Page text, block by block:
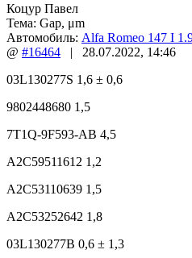
Коцур Павел
Тема: Gap, μm
Автомобиль: Alfa Romeo 147 I
@ #16464 | 28.07.2022, 14:46
03L130277S 1,6 ± 0,6
9802448680 1,5
7T1Q-9F593-AB 4,5
A2C59511612 1,2
A2C53110639 1,5
A2C53252642 1,8
03L130277B 0,6 ± 1,3